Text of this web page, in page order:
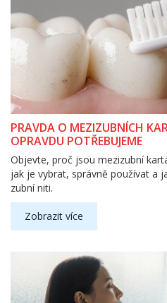
PRAVDA O MEZIZUBNÍCH
OPRAVDU POTŘEBUJEME
Objevte, proč jsou mezizubní
jak je vybrat, správně používat a
zubní niti.
Zobrazit více